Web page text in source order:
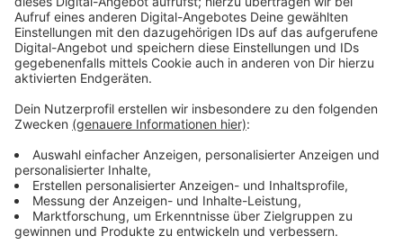
Immer auf dem Laufenden
Verpass' nichts mehr - mit unserem kostenlosen
ANTENNE BAYERN Newsletter. Ob Nachrichten,
Lifestyle oder unsere neuesten Aktionen - wir
informieren dich.
Zum Newsletter anmelden